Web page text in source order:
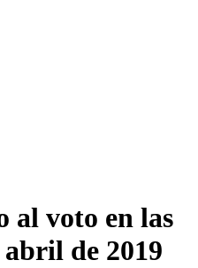
al voto en las
abril de 2019